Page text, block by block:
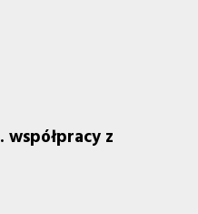
współpracy z